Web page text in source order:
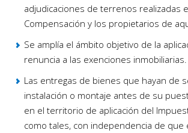
adjudicaciones de terrenos realizadas
Compensación y los propietarios de
Se amplía el ámbito objetivo de la
renuncia a las exenciones inmobiliarias.
Las entregas de bienes que hayan de
instalación o montaje antes de su
en el territorio de aplicación del
como tales, con independencia de que